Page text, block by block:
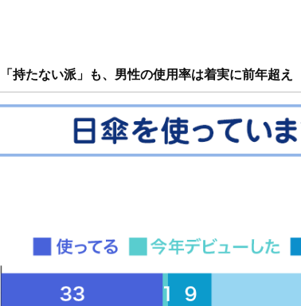
持たない派」も、男性の使用率は着実に前年超え